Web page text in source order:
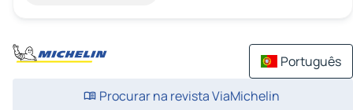
Português
Procurar na revista ViaMichelin